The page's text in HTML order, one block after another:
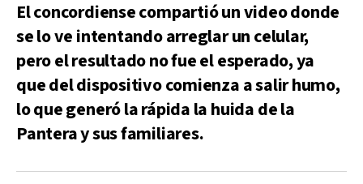
El concordiense compartió un video donde
se lo ve intentando arreglar un celular,
pero el resultado no fue el esperado, ya
que del dispositivo comienza a salir humo,
lo que generó la rápida la huida de la
Pantera y sus familiares.